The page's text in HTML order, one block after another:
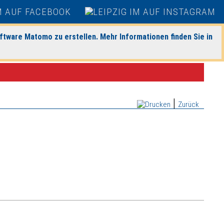
Matomo zu erstellen. Mehr Informationen finden Sie in
Zurück